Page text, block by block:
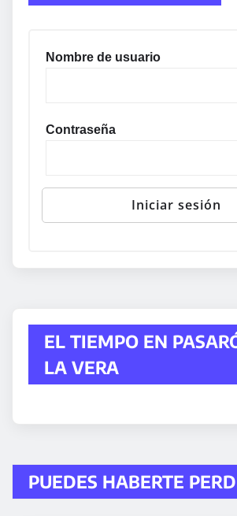
Nombre de usuario
Contraseña
EL TIEMPO EN
LA VERA
PUEDES HABERTE